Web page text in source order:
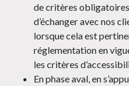
de critères
d’échanger avec nos
lorsque cela est
réglementation en
les critères
En phase aval, en